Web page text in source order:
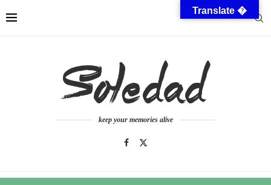
keep your memories alive
Translate �